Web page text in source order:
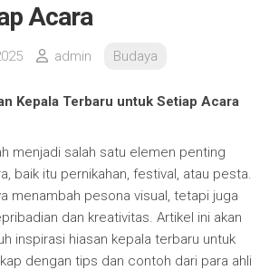
Acara
admin Budaya
Kepala Terbaru untuk Setiap Acara
menjadi salah satu elemen penting
baik itu pernikahan, festival, atau pesta.
menambah pesona visual, tetapi juga
dan kreativitas. Artikel ini akan
inspirasi hiasan kepala terbaru untuk
dengan tips dan contoh dari para ahli